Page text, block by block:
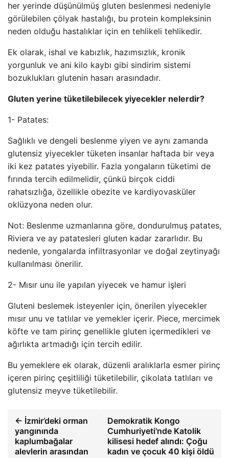
her yerinde düşünülmüş gluten beslenmesi nedeniyle
görülebilen çölyak hastalığı, bu protein kompleksinin
neden olduğu hastalıklar için en tehlikeli tehlikedir.
Ek olarak, ishal ve kabızlık, hazımsızlık, kronik
yorgunluk ve ani kilo kaybı gibi sindirim sistemi
bozuklukları glutenin hasarı arasındadır.
Gluten yerine tüketilebilecek yiyecekler nelerdir?
1- Patates:
Sağlıklı ve dengeli beslenme yiyen ve aynı zamanda
glutensiz yiyecekler tüketen insanlar haftada bir veya
iki kez patates yiyebilir. Fazla yongaların tüketimi de
fırında tercih edilmelidir, çünkü birçok ciddi
rahatsızlığa, özellikle obezite ve kardiyovasküler
oklüzyona neden olur.
Not: Beslenme uzmanlarına göre, dondurulmuş patates,
Riviera ve ay patatesleri gluten kadar zararlıdır. Bu
nedenle, yongalarda infiltrasyonlar ve doğal zeytinyağı
kullanılması önerilir.
2- Mısır unu ile yapılan yiyecek ve hamur işleri
Gluteni beslemek isteyenler için, önerilen yiyecekler
mısır unu ve tatlılar ve yemekler içerir. Piece, mercimek
köfte ve tam pirinç genellikle gluten içermedikleri ve
ağırlıkta artmadığı için tercih edilir.
Bu yemeklere ek olarak, düzenli aralıklarla esmer pirinç
içeren pirinç çeşitliliği tüketilebilir, çikolata tatlıları ve
glutensiz meyve tüketilebilir.
← İzmir’deki orman
yangınında
kaplumbağalar
alevlerin arasından
Demokratik Kongo
Cumhuriyeti'nde Katolik
kilisesi hedef alındı: Çoğu
kadın ve çocuk 40 kişi öldü